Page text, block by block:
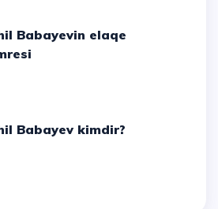
Babayev kimdir?